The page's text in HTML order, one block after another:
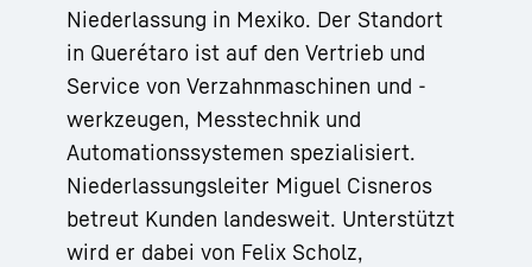
Niederlassung in Mexiko. Der Standort
in Querétaro ist auf den Vertrieb und
Service von Verzahnmaschinen und -
werkzeugen, Messtechnik und
Automationssystemen spezialisiert.
Niederlassungsleiter Miguel Cisneros
betreut Kunden landesweit. Unterstützt
wird er dabei von Felix Scholz,